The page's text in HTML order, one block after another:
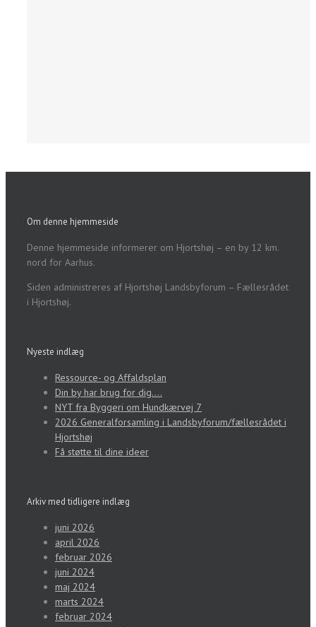
Om denne hjemmeside
Denne hjemmeside informerer om Hjortshøj – en by 12 km.
nord for Aarhus.
Siden administreres af Hjortshøj Landsbyforum – Fællesrådet
i Hjortshøj.
Nyeste indlæg
Ressource- og Affaldsplan
Din by har brug for dig….
NYT fra Byggeri om Hundkærvej 7
2026 Generalforsamling i Landsbyforum/fællesrådet i
Hjortshøj
Få støtte til dine ideer
Arkiv med tidligere indlæg
juni 2026
april 2026
februar 2026
juni 2024
maj 2024
marts 2024
februar 2024